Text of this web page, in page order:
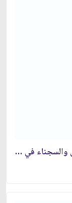
الموضوع: كيفية مشاركة المقاتلين والمرضى والسجناء في الانتخابات‏